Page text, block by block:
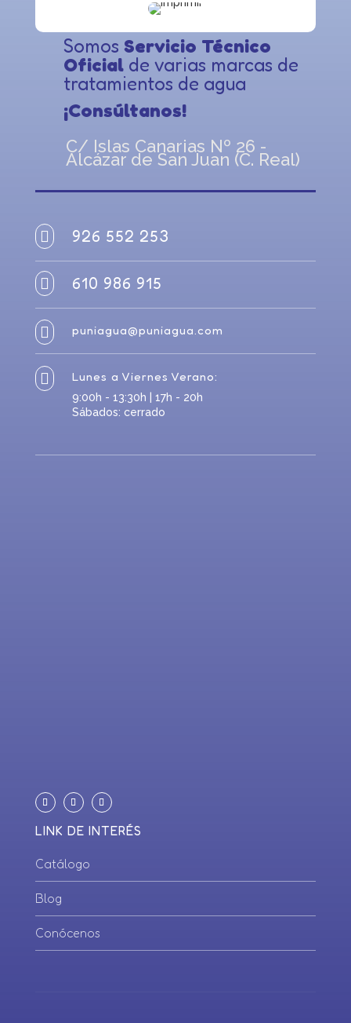
Somos Servicio Técnico
Oficialde varias marcas de
tratamientos de agua
¡Consúltanos!
C/ Islas Canarias Nº 26 -
Alcázar de San Juan (C. Real)
 926 552 253
 610 986 915
 puniagua@puniagua.com
 Lunes a Viernes Verano:
9:00h - 13:30h | 17h - 20h
Sábados: cerrado
LINK DE INTERÉS
Catálogo
Blog
Conócenos